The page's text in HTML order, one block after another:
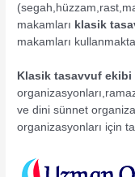
makamları klasik
makamları
Klasik tasavvuf ekibi
ve dini sünnet
organizasyonları için